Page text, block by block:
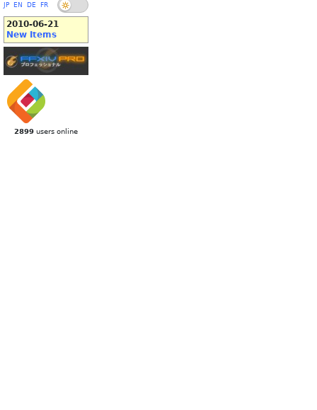
JP EN DE FR
2010-06-21
New Items
2899 users online